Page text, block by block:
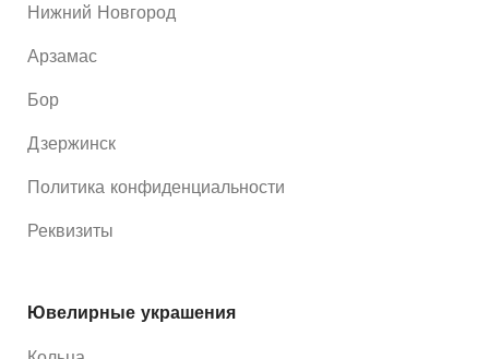
Нижний Новгород
Арзамас
Бор
Дзержинск
Политика конфиденциальности
Реквизиты
Ювелирные украшения